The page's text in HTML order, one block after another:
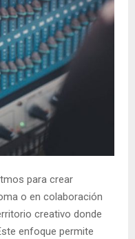
para crear
o en colaboración
creativo donde
enfoque permite